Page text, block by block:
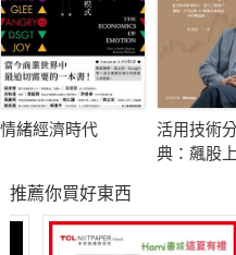
是1990～2005年的唯讀時代，
二個時代是2006～2020年的
內容的門檻；第三個時代則是
擁有」的WEB3新時代，在這
路的權力與經濟利益，從企業
我們正站在時代的轉捩點，無
作者、還是創業者，都可以從
情緒經濟時代
活用技術
典：飆股
手的養成祕
推薦你買好東西